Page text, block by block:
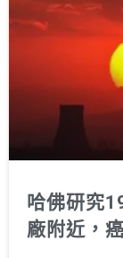
哈佛研究
廠附近，